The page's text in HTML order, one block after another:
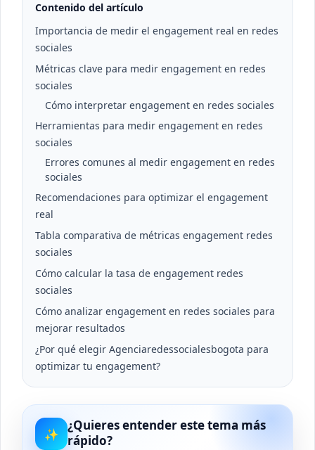
Contenido del artículo
Importancia de medir el engagement real en redes
sociales
Métricas clave para medir engagement en redes
sociales
Cómo interpretar engagement en redes sociales
Herramientas para medir engagement en redes
sociales
Errores comunes al medir engagement en redes
sociales
Recomendaciones para optimizar el engagement
real
Tabla comparativa de métricas engagement redes
sociales
Cómo calcular la tasa de engagement redes
sociales
Cómo analizar engagement en redes sociales para
mejorar resultados
¿Por qué elegir Agenciaredessocialesbogota para
optimizar tu engagement?
✨
¿Quieres entender este tema más
rápido?